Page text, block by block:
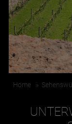
Essen & Trinken
Outdoor & Sport
Gesundheit
Nachhaltigkeit
Kunst & Kultur
Home »